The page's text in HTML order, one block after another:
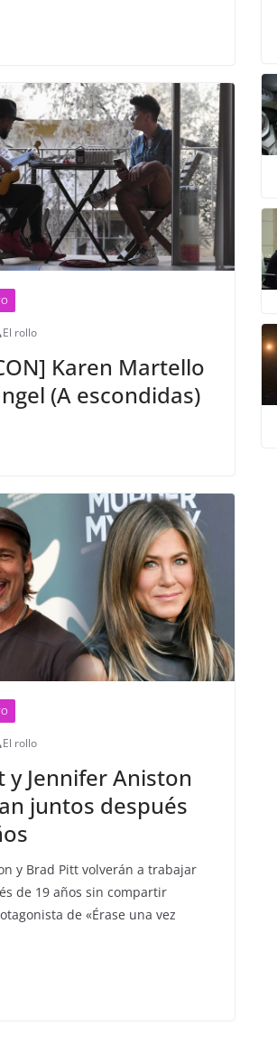
El rollo
Karen Martello
(A escondidas)
El rollo
y Jennifer Aniston
juntos después
y Brad Pitt volverán a trabajar
de 19 años sin compartir
de «Érase una vez